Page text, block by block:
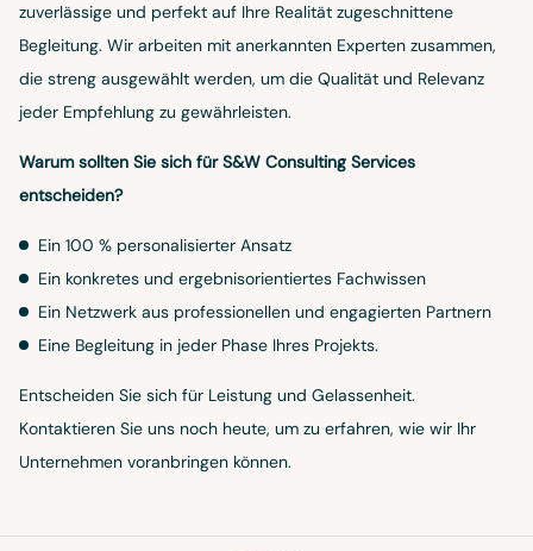
zuverlässige und perfekt auf Ihre Realität zugeschnittene
Begleitung. Wir arbeiten mit anerkannten Experten zusammen,
die streng ausgewählt werden, um die Qualität und Relevanz
jeder Empfehlung zu gewährleisten.
Warum sollten Sie sich für S&W Consulting Services
entscheiden?
Ein 100 % personalisierter Ansatz
Ein konkretes und ergebnisorientiertes Fachwissen
Ein Netzwerk aus professionellen und engagierten Partnern
Eine Begleitung in jeder Phase Ihres Projekts.
Entscheiden Sie sich für Leistung und Gelassenheit.
Kontaktieren Sie uns noch heute, um zu erfahren, wie wir Ihr
Unternehmen voranbringen können.